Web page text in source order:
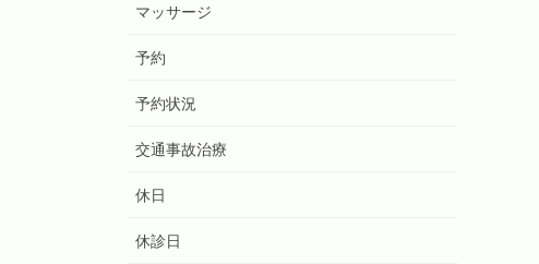
マッサージ
予約
予約状況
交通事故治療
休日
休診日